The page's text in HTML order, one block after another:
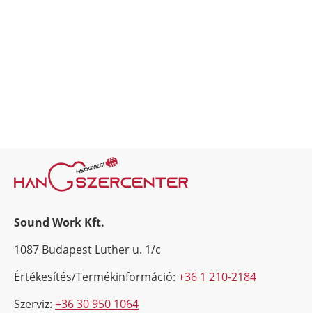
Sound Work Kft.
1087 Budapest Luther u. 1/c
Értékesítés/Termékinformáció: +36 1 210-2184
Szerviz: +36 30 950 1064